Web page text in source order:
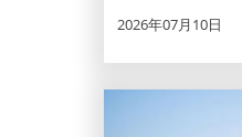
2026年07月10日